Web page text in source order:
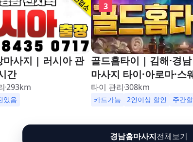
마사지 | 러시아 관
간
293km
있음
3
골드홈타이 | 김해·경
마사지 타이·아로마·스
타이 관리308km
카드가능 2인이상 할인 주간
경남홈마사지전체보기